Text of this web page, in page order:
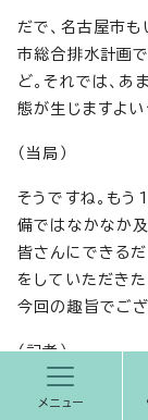
だで、名古屋市
市総合排水計画
ど。それでは、あ
態が生じますよ
（当局）
そうですね。も
備ではなかなか
皆さんにできる
をしていただき
今回の趣旨でござ
（記者）
関連してお願い
メニュー